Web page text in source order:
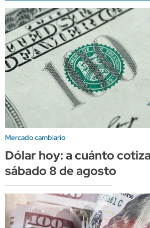
Mercado cambiario
Dólar hoy: a cuánto
sábado 8 de agosto